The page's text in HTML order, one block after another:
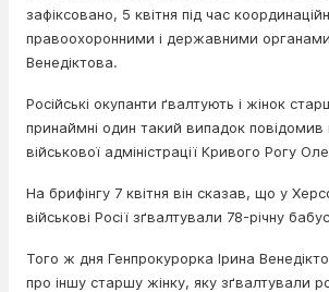
зафіксовано, 5 квітня під час
правоохоронними і державними
Венедіктова.
Російські окупанти ґвалтують і жінок
принаймні один такий випадок повідомив
військової адміністрації Кривого Рогу
На брифінгу 7 квітня він сказав, що у
військові Росії зґвалтували 78-річну
Того ж дня Генпрокурорка Ірина
про іншу старшу жінку, яку зґвалтували